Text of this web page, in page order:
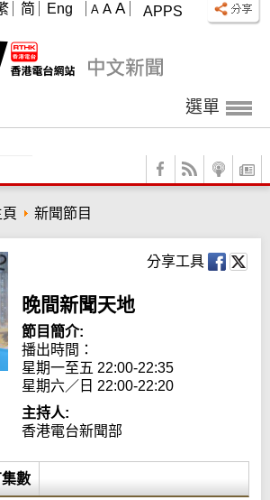
APPS
A A A
简 Eng
選單
新聞節目
分享工具
晚間新聞天地
節目簡介:
播出時間：
星期一至五 22:00-22:35
星期六／日 22:00-22:20
主持人:
香港電台新聞部
數